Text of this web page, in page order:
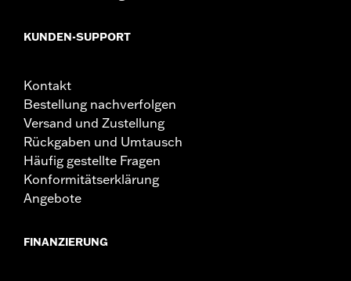
KUNDEN-SUPPORT
Kontakt
Bestellung nachverfolgen
Versand und Zustellung
Rückgaben und Umtausch
Häufig gestellte Fragen
Konformitätserklärung
Angebote
FINANZIERUNG